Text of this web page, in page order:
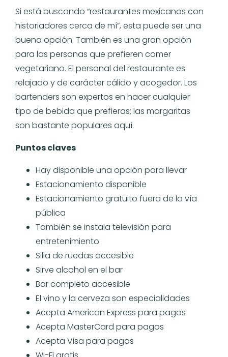
Si está buscando “restaurantes mexicanos con
historiadores cerca de mí”, esta puede ser una
buena opción. También es una gran opción
para las personas que prefieren comer
vegetariano. El personal del restaurante es
relajado y de carácter cálido y acogedor. Los
bartenders son expertos en hacer cualquier
tipo de bebida que prefieras; las margaritas
son bastante populares aquí.
Puntos claves
Hay disponible una opción para llevar
Estacionamiento disponible
Estacionamiento gratuito fuera de la vía
pública
También se instala televisión para
entretenimiento
Silla de ruedas accesible
Sirve alcohol en el bar
Bar completo accesible
El vino y la cerveza son especialidades
Acepta American Express para pagos
Acepta MasterCard para pagos
Acepta Visa para pagos